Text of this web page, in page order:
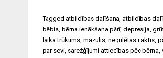
Tagged atbildības dalīšana, atbildības
bēbis, bērna ienākšana pārī, depresija,
laika trūkums, mazulis, negulētas naktis,
par sevi, sarežģījumi attiecības pēc bērna,